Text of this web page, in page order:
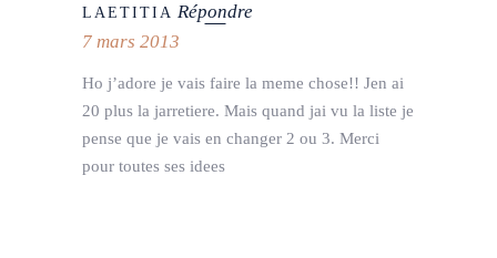
LAETITIA Répondre
7 mars 2013
Ho j’adore je vais faire la meme chose!! Jen ai
20 plus la jarretiere. Mais quand jai vu la liste je
pense que je vais en changer 2 ou 3. Merci
pour toutes ses idees